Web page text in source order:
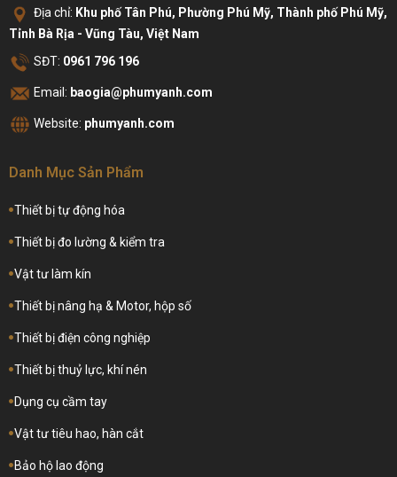
Địa chỉ: Khu phố Tân Phú, Phường Phú Mỹ, Thành phố Phú Mỹ,
Tỉnh Bà Rịa - Vũng Tàu, Việt Nam
SĐT: 0961 796 196
Email: baogia@phumyanh.com
Website: phumyanh.com
Danh Mục Sản Phẩm
Thiết bị tự động hóa
Thiết bị đo lường & kiểm tra
Vật tư làm kín
Thiết bị nâng hạ & Motor, hộp số
Thiết bị điện công nghiệp
Thiết bị thuỷ lực, khí nén
Dụng cụ cầm tay
Vật tư tiêu hao, hàn cắt
Bảo hộ lao động